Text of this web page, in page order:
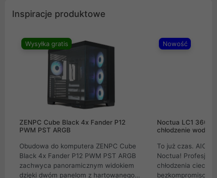
Inspiracje produktowe
Wysyłka gratis
ZENPC Cube Black 4x Fander P12
PWM PST ARGB
Obudowa do komputera ZENPC Cube
Black 4x Fander P12 PWM PST ARGB
zachwyca panoramicznym widokiem
dzięki dwóm panelom z hartowanego
Nowość
Noctua LC1
chłodzenie wodne
To już czas. AIO
Noctua!
chłodzenia cieczą